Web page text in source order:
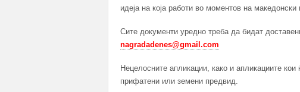
идеја на која работи во моментов на македонски
Сите документи уредно треба да бидат
nagradadenes@gmail.com
Нецелосните апликации, како и апликациите
прифатени или земени предвид.